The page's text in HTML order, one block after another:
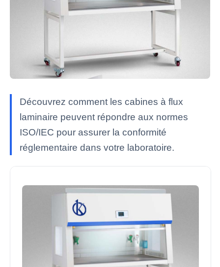
Découvrez comment les cabines à flux
laminaire peuvent répondre aux normes
ISO/IEC pour assurer la conformité
réglementaire dans votre laboratoire.